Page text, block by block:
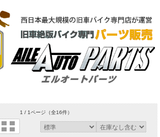
1 / 1ページ（全16件）